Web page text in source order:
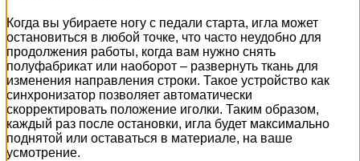
Когда вы убираете ногу с педали старта, игла может
остановиться в любой точке, что часто неудобно для
продолжения работы, когда вам нужно снять
полуфабрикат или наоборот – развернуть ткань для
изменения направления строки. Такое устройство как
синхронизатор позволяет автоматически
скорректировать положение иголки. Таким образом,
каждый раз после остановки, игла будет максимально
поднятой или оставаться в материале, на ваше
усмотрение.